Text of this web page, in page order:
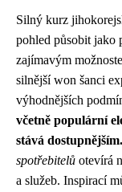
Silný kurz
pohled působit jako
zajímavým
silnější won šanci
výhodnějších
včetně populární
stává dostupnějším.
spotřebitelů otevírá
a služeb. Inspirací